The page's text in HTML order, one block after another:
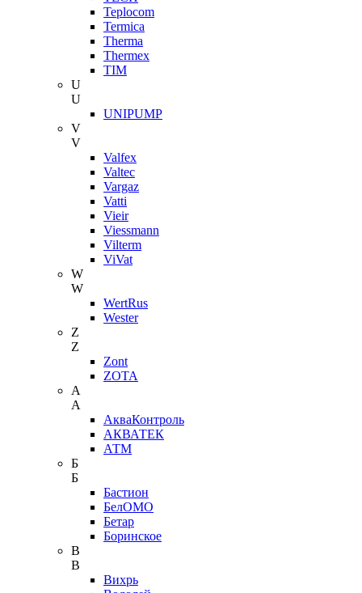
Teplocom
Termica
Therma
Thermex
TIM
U
U
UNIPUMP
V
V
Valfex
Valtec
Vargaz
Vatti
Vieir
Viessmann
Vilterm
ViVat
W
W
WertRus
Wester
Z
Z
Zont
ZOTA
А
А
АкваКонтроль
АКВАТЕК
АТМ
Б
Б
Бастион
БелОМО
Бетар
Боринское
В
В
Вихрь